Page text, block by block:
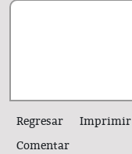
Regresar
Imprimir
Comentar